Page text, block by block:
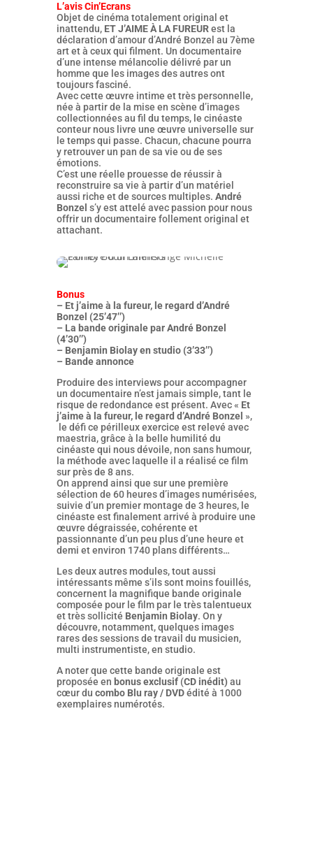
L’avis Cin’Ecrans
Objet de cinéma totalement original et
inattendu, ET J’AIME À LA FUREURest la
déclaration d’amour d’André Bonzel au 7ème
art et à ceux qui filment. Un documentaire
d’une intense mélancolie délivré par un
homme que les images des autres ont
toujours fasciné.
Avec cette œuvre intime et très personnelle,
née à partir de la mise en scène d’images
collectionnées au fil du temps, le cinéaste
conteur nous livre une œuvre universelle sur
le temps qui passe. Chacun, chacune pourra
y retrouver un pan de sa vie ou de ses
émotions.
C’est une réelle prouesse de réussir à
reconstruire sa vie à partir d’un matériel
aussi riche et de sources multiples. André
Bonzel s’y est attelé avec passion pour nous
offrir un documentaire follement original et
attachant.
Bonus
– Et j’aime à la fureur, le regard d’André
Bonzel (25’47’’)
– La bande originale par André Bonzel
(4’30’’)
– Benjamin Biolay en studio (3’33’’)
– Bande annonce
Produire des interviews pour accompagner
un documentaire n’est jamais simple, tant le
risque de redondance est présent. Avec « Et
j’aime à la fureur, le regard d’André Bonzel »,
le défi ce périlleux exercice est relevé avec
maestria, grâce à la belle humilité du
cinéaste qui nous dévoile, non sans humour,
la méthode avec laquelle il a réalisé ce film
sur près de 8 ans.
On apprend ainsi que sur une première
sélection de 60 heures d’images numérisées,
suivie d’un premier montage de 3 heures, le
cinéaste est finalement arrivé à produire une
œuvre dégraissée, cohérente et
passionnante d’un peu plus d’une heure et
demi et environ 1740 plans différents…
Les deux autres modules, tout aussi
intéressants même s’ils sont moins fouillés,
concernent la magnifique bande originale
composée pour le film par le très talentueux
et très sollicité Benjamin Biolay. On y
découvre, notamment, quelques images
rares des sessions de travail du musicien,
multi instrumentiste, en studio.
A noter que cette bande originale est
proposée en bonus exclusif(CD inédit) au
cœur du combo Blu ray / DVDédité à 1000
exemplaires numérotés.